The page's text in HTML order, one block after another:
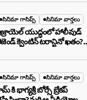
సినిమా గాసిప్స్ సినిమా వార్తలు
యుద్ధంలో హాలీవుడ్
క్వెంటిన్ టరాన్టినో ఖతం?
అసలు నిజం
సినిమా గాసిప్స్ సినిమా వార్తలు
కి భాగ్యశ్రీ బోర్సే బ్రేకప్